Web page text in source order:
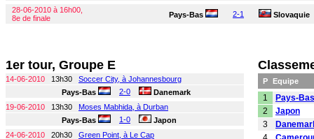
28-06-2010 à 16h00,
8e de finale
Pays-Bas 2-1 Slovaquie
1er tour, Groupe E
14-06-2010 13h30 Soccer City, à Johannesbourg
Pays-Bas
2-0
Danemark
19-06-2010 13h30 Moses Mabhida, à Durban
Pays-Bas
1-0
Japon
24-06-2010 20h30 Green Point, à Le Cap
P Equipe
1
Pays-Bas
2
Japon
3